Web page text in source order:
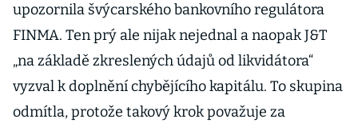
upozornila švýcarského bankovního regulátora
FINMA. Ten prý ale nijak nejednal a naopak J&T
„na základě zkreslených údajů od likvidátora“
vyzval k doplnění chybějícího kapitálu. To skupina
odmítla, protože takový krok považuje za